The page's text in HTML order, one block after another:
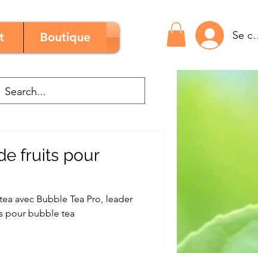
Boutique Se
fruits pour
avec Bubble Tea Pro, leader
pour bubble tea